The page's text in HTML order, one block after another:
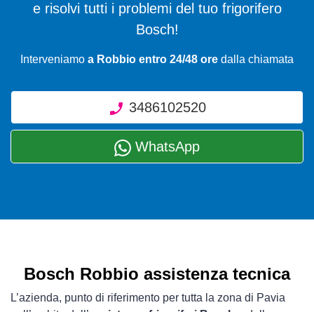
e risolvi tutti i problemi del tuo frigorifero
Bosch!
Interveniamo a Robbio entro 24/48 ore dalla chiamata
3486102520
WhatsApp
Bosch Robbio assistenza tecnica
L’azienda, punto di riferimento per tutta la zona di Pavia